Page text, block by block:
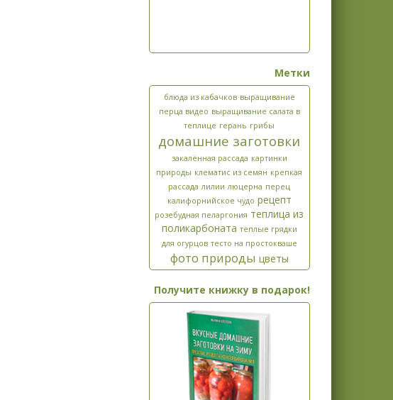
Метки
блюда из кабачков выращивание
перца видео выращивание салата в
теплице герань грибы
домашние заготовки
закалённая рассада картинки
природы клематис из семян крепкая
рассада лилии люцерна перец
калифорнийское чудо рецепт
розебудная пеларгония теплица из
поликарбоната теплые грядки
для огурцов тесто на простокваше
фото природы цветы
Получите книжку в подарок!